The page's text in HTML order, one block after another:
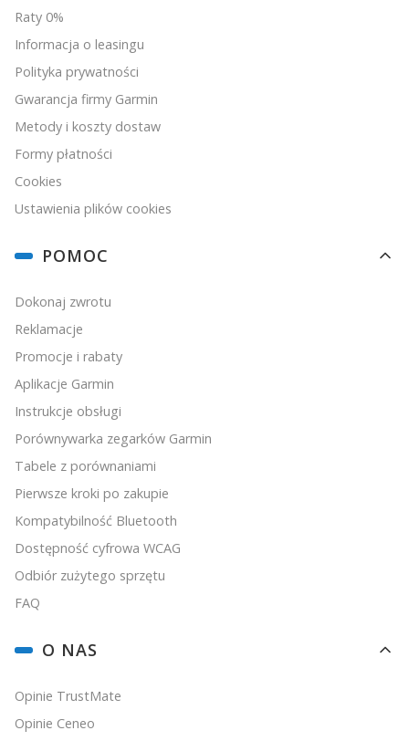
Raty 0%
Informacja o leasingu
Polityka prywatności
Gwarancja firmy Garmin
Metody i koszty dostaw
Formy płatności
Cookies
Ustawienia plików cookies
POMOC
Dokonaj zwrotu
Reklamacje
Promocje i rabaty
Aplikacje Garmin
Instrukcje obsługi
Porównywarka zegarków Garmin
Tabele z porównaniami
Pierwsze kroki po zakupie
Kompatybilność Bluetooth
Dostępność cyfrowa WCAG
Odbiór zużytego sprzętu
FAQ
O NAS
Opinie TrustMate
Opinie Ceneo